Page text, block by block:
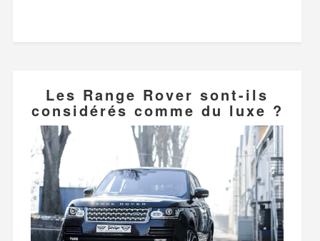
Les Range Rover sont-ils
considérés comme du luxe ?